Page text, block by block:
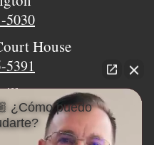
5030
House
5391
9018
¿Cómo puedo